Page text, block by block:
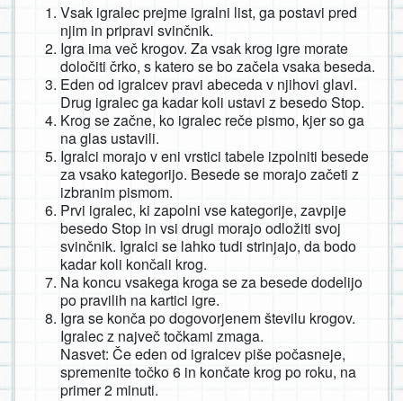
Vsak igralec prejme igralni list, ga postavi pred
njim in pripravi svinčnik.
Igra ima več krogov. Za vsak krog igre morate
določiti črko, s katero se bo začela vsaka beseda.
Eden od igralcev pravi abeceda v njihovi glavi.
Drug igralec ga kadar koli ustavi z besedo Stop.
Krog se začne, ko igralec reče pismo, kjer so ga
na glas ustavili.
Igralci morajo v eni vrstici tabele izpolniti besede
za vsako kategorijo. Besede se morajo začeti z
izbranim pismom.
Prvi igralec, ki zapolni vse kategorije, zavpije
besedo Stop in vsi drugi morajo odložiti svoj
svinčnik. Igralci se lahko tudi strinjajo, da bodo
kadar koli končali krog.
Na koncu vsakega kroga se za besede dodelijo
po pravilih na kartici igre.
Igra se konča po dogovorjenem številu krogov.
Igralec z največ točkami zmaga.
Nasvet: Če eden od igralcev piše počasneje,
spremenite točko 6 in končate krog po roku, na
primer 2 minuti.